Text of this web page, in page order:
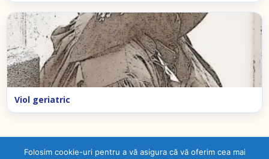
Viol geriatric
Folosim cookie-uri pentru a vă asigura că vă oferim cea mai